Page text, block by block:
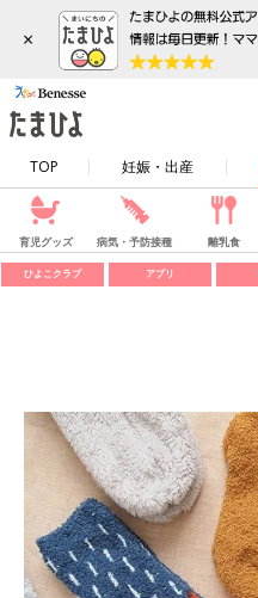
×
TOP 妊娠・出産
育児グッズ 病気・予防接種 離乳食
ひよこクラブ アプリ